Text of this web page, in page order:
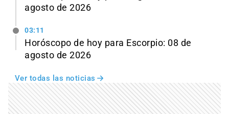
agosto de 2026
03:11
Horóscopo de hoy para Escorpio: 08 de
agosto de 2026
Ver todas las noticias